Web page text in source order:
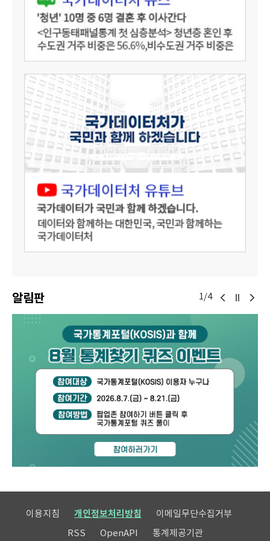
알림판 1/4
이용지침 개인정보처리방침
이메일무단수집거부
RSS
OpenAPI 통계제공기관